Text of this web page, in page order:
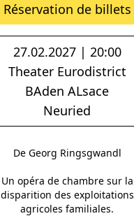
Réservation de billets
27.02.2027 | 20:00
Theater Eurodistrict
BAden ALsace
Neuried
De Georg Ringsgwandl
Un opéra de chambre sur la
disparition des exploitations
agricoles familiales.